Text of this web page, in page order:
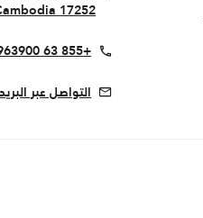
17252
+855 63 963900; Ext=5219
التواصل عبر